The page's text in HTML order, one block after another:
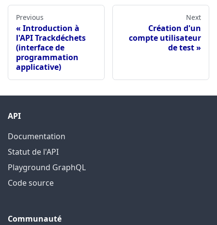
Previous
Introduction à
l'API Trackdéchets
(interface de
programmation
applicative)
Next
Création d'un
compte utilisateur
de test
API
Documentation
Statut de l'API
Playground GraphQL
Code source
Communauté